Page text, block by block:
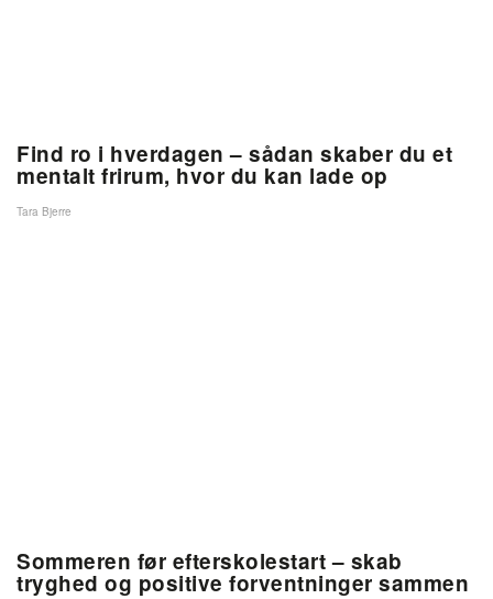
Find ro i hverdagen – sådan skaber du et
mentalt frirum, hvor du kan lade op
Tara Bjerre
Sommeren før efterskolestart – skab
tryghed og positive forventninger sammen